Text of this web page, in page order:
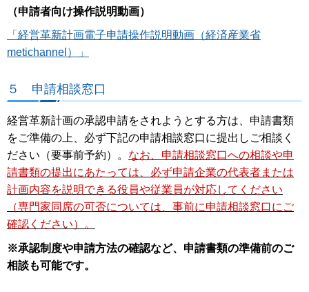
（申請者向け操作説明動画）
「経営革新計画電子申請操作説明動画（経済産業省
metichannel）」
５ 申請相談窓口
経営革新計画の承認申請をされようとする方は、申請書類
をご準備の上、必ず下記の申請相談窓口に提出しご相談く
ださい（要事前予約）。 なお、申請相談窓口への相談や申
請書類の提出にあたっては、必ず申請企業の代表者または
計画内容を説明できる役員や従業員が対応してください
（専門家同席の可否については、事前に申請相談窓口にご
確認ください）。
※承認制度や申請方法の確認など、申請書類の準備前のご
相談も可能です。